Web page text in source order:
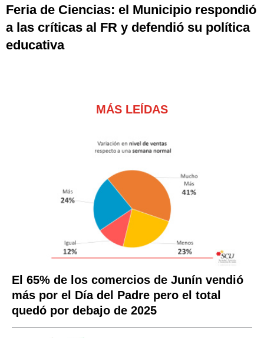
Feria de Ciencias: el Municipio respondió
a las críticas al FR y defendió su política
educativa
MÁS LEÍDAS
El 65% de los comercios de Junín vendió
más por el Día del Padre pero el total
quedó por debajo de 2025